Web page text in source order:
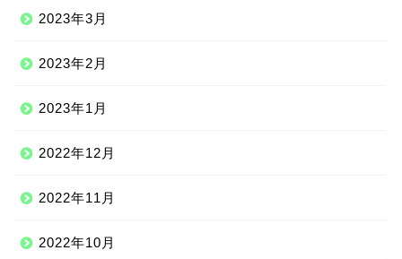
2023年3月
2023年2月
2023年1月
2022年12月
2022年11月
2022年10月